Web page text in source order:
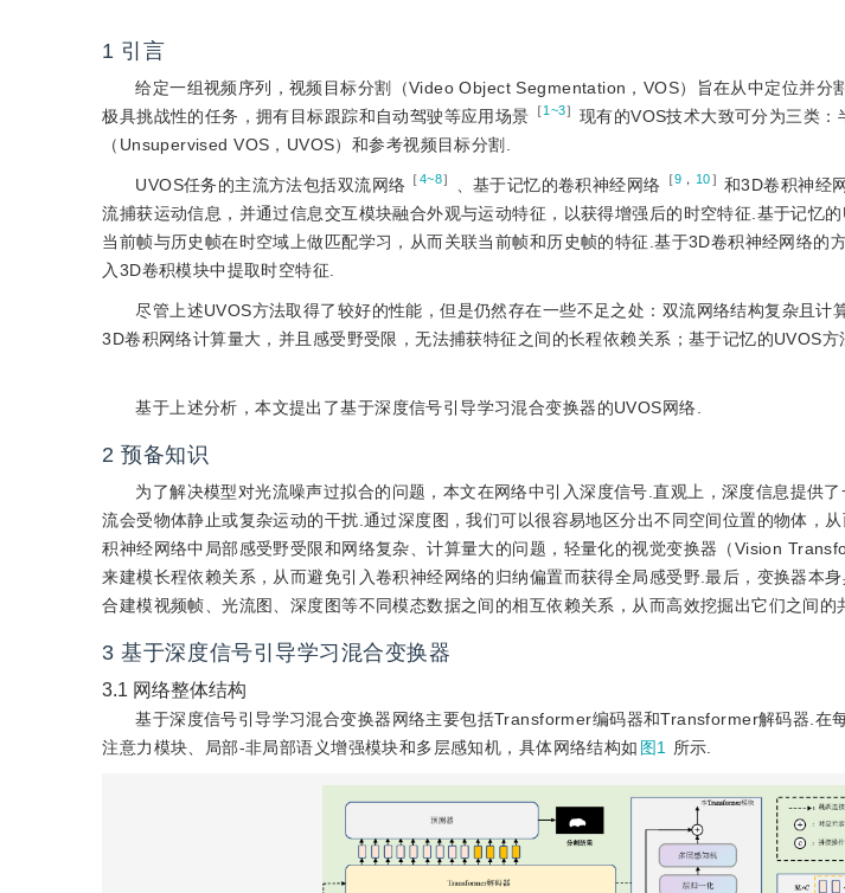
1 引言
给定一组视频序列，视频目标分割（Video Object Segmentation，VOS）旨在从中定位并分
极具挑战性的任务，拥有目标跟踪和自动驾驶等应用场景 ［1~3］ 现有的VOS技术大致可分为三类：
（Unsupervised VOS，UVOS）和参考视频目标分割.
UVOS任务的主流方法包括双流网络 ［4~8］ 、基于记忆的卷积神经网络 ［9 ， 10］和3D卷积神经
流捕获运动信息，并通过信息交互模块融合外观与运动特征，以获得增强后的时空特征.基于记忆
当前帧与历史帧在时空域上做匹配学习，从而关联当前帧和历史帧的特征.基于3D卷积神经网络的
入3D卷积模块中提取时空特征.
尽管上述UVOS方法取得了较好的性能，但是仍然存在一些不足之处：双流网络结构复杂且计
3D卷积网络计算量大，并且感受野受限，无法捕获特征之间的长程依赖关系；基于记忆的UVOS方
基于上述分析，本文提出了基于深度信号引导学习混合变换器的UVOS网络.
2 预备知识
为了解决模型对光流噪声过拟合的问题，本文在网络中引入深度信号.直观上，深度信息提供
流会受物体静止或复杂运动的干扰.通过深度图，我们可以很容易地区分出不同空间位置的物体，
积神经网络中局部感受野受限和网络复杂、计算量大的问题，轻量化的视觉变换器（Vision
来建模长程依赖关系，从而避免引入卷积神经网络的归纳偏置而获得全局感受野.最后，变换器本
合建模视频帧、光流图、深度图等不同模态数据之间的相互依赖关系，从而高效挖掘出它们之间的
3 基于深度信号引导学习混合变换器
3.1 网络整体结构
基于深度信号引导学习混合变换器网络主要包括Transformer编码器和Transformer解码器.在
注意力模块、局部-非局部语义增强模块和多层感知机，具体网络结构如 图1 所示.